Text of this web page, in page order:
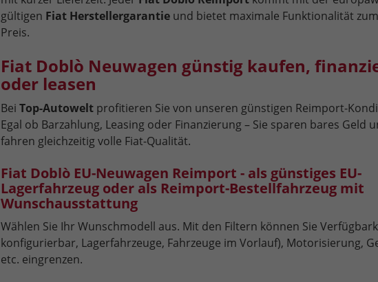
gültigen Fiat Herstellergarantieund bietet maximale Funktionalität
Preis.
Fiat Doblò Neuwagen günstig kaufen,
oder leasen
Bei Top-Autoweltprofitieren Sie von unseren günstigen Reimport-
Egal ob Barzahlung, Leasing oder Finanzierung – Sie sparen bares Geld
fahren gleichzeitig volle Fiat-Qualität.
Fiat Doblò EU-Neuwagen Reimport - als günstiges EU-
Lagerfahrzeug oder als Reimport-Bestellfahrzeug mit
Wunschausstattung
Wählen Sie Ihr Wunschmodell aus. Mit den Filtern können Sie
konfigurierbar, Lagerfahrzeuge, Fahrzeuge im Vorlauf), Motorisierung,
etc. eingrenzen.